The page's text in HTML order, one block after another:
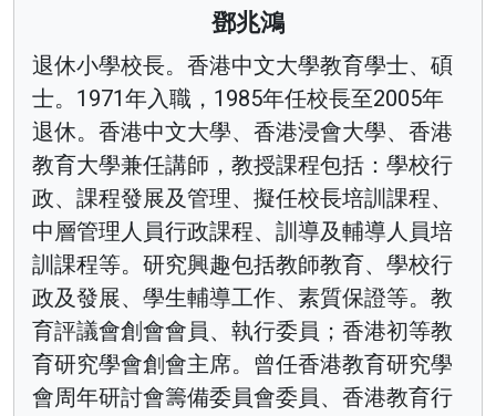
鄧兆鴻
退休小學校長。香港中文大學教育學士、碩
士。1971年入職，1985年任校長至2005年
退休。香港中文大學、香港浸會大學、香港
教育大學兼任講師，教授課程包括：學校行
政、課程發展及管理、擬任校長培訓課程、
中層管理人員行政課程、訓導及輔導人員培
訓課程等。研究興趣包括教師教育、學校行
政及發展、學生輔導工作、素質保證等。教
育評議會創會會員、執行委員；香港初等教
育研究學會創會主席。曾任香港教育研究學
會周年研討會籌備委員會委員、香港教育行